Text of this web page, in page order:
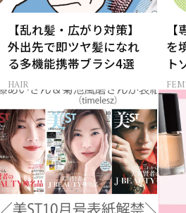
【乱れ髪・広がり対策】
外出先で即ツヤ髪になれ
る多機能携帯ブラシ4選
HAIR
を
ト
と